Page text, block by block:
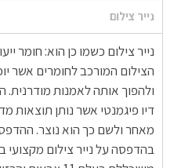
נייר צילום
נייר צילום כשמו כן הוא: חומר
הצילום המורכב לחומרים אשר
ולהפוך אותה לאמנות
דיו פיגמנטי אשר נותן תוצאות
מאחר ולשם כך הוא נוצר.